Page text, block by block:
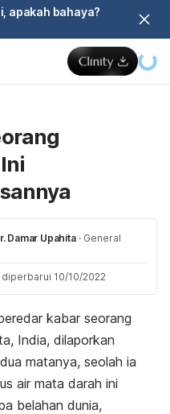
apakah bahaya?
Damar Upahita · General
diperbarui 10/10/2022
kabar seorang
India, dilaporkan
matanya, seolah ia
air mata darah ini
belahan dunia,